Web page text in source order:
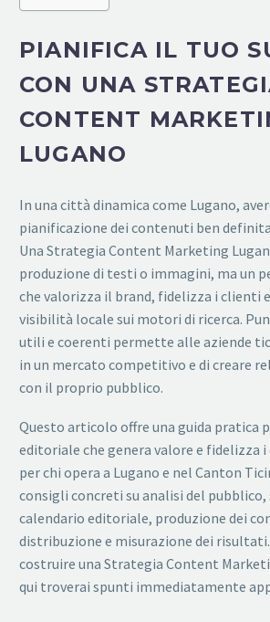
PIANIFICA IL TUO
CON UNA
CONTENT
LUGANO
In una città dinamica come Lugano,
pianificazione dei contenuti ben
Una Strategia Content Marketing
produzione di testi o immagini, ma un
che valorizza il brand, fidelizza i clienti
visibilità locale sui motori di ricerca.
utili e coerenti permette alle aziende
in un mercato competitivo e di creare
con il proprio pubblico.
Questo articolo offre una guida pratica
editoriale che genera valore e fidelizza
per chi opera a Lugano e nel Canton
consigli concreti su analisi del pubblico,
calendario editoriale, produzione dei
distribuzione e misurazione dei risultati.
costruire una Strategia Content
qui troverai spunti immediatamente